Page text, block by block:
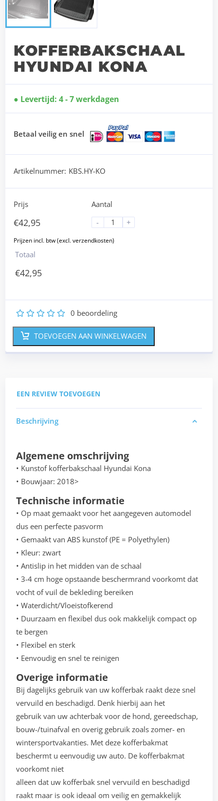
KOFFERBAKSCHAAL
HYUNDAI KONA
Levertijd: 4 - 7 werkdagen
Betaal veilig en snel
Artikelnummer: KBS.HY-KO
Prijs
€42,95
Aantal
-
+
Totaal
€42,95
5
4
3
2 0 beoordeling
TOEVOEGEN AAN WINKELWAGEN
EEN REVIEW TOEVOEGEN
Beschrijving
Algemene omschrijving
• Kunstof kofferbakschaal Hyundai Kona
• Bouwjaar: 2018>
Technische informatie
• Op maat gemaakt voor het aangegeven automodel
dus een perfecte pasvorm
• Gemaakt van ABS kunstof (PE = Polyethylen)
• Kleur: zwart
• Antislip in het midden van de schaal
• 3-4 cm hoge opstaande beschermrand voorkomt dat
vocht of vuil de bekleding bereiken
• Waterdicht/Vloeistofkerend
• Duurzaam en flexibel dus ook makkelijk compact op
te bergen
• Flexibel en sterk
• Eenvoudig en snel te reinigen
Overige informatie
Bij dagelijks gebruik van uw kofferbak raakt deze snel
vervuild en beschadigd. Denk hierbij aan het
gebruik van uw achterbak voor de hond, gereedschap,
bouw-/tuinafval en overig gebruik zoals zomer- en
wintersportvakanties. Met deze kofferbakmat
beschermt u eenvoudig uw auto. De kofferbakmat
voorkomt niet
alleen dat uw kofferbak snel vervuild en beschadigd
raakt maar is ook ideaal om veilig en gemakkelijk